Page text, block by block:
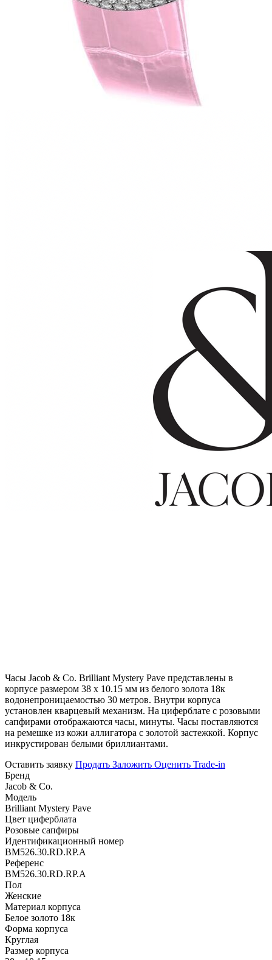
Часы Jacob & Co. Brilliant Mystery Pave представлены в
корпусе размером 38 х 10.15 мм из белого золота 18к
водонепроницаемостью 30 метров. Внутри корпуса
установлен кварцевый механизм. На циферблате с розовыми
сапфирами отображаются часы, минуты. Часы поставляются
на ремешке из кожи аллигатора с золотой застежкой. Корпус
инкрустирован белыми бриллиантами.
Оставить заявку Продать Заложить Оценить Trade-in
Бренд
Jacob & Co.
Модель
Brilliant Mystery Pave
Цвет циферблата
Розовые сапфиры
Идентификационный номер
BM526.30.RD.RP.A
Референс
BM526.30.RD.RP.A
Пол
Женские
Материал корпуса
Белое золото 18к
Форма корпуса
Круглая
Размер корпуса